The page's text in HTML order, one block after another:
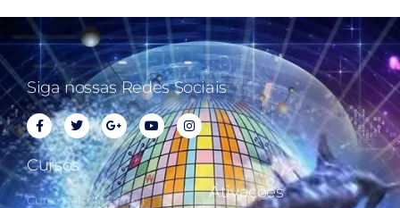
Siga nossas Redes Sociais
Cursos
Curso Cálculo Parte 1
Ativações